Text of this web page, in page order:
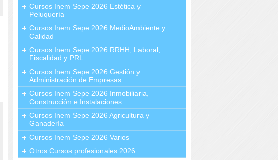
Cursos Inem Sepe 2026 Estética y
Peluquería
Cursos Inem Sepe 2026 MedioAmbiente y
Calidad
Cursos Inem Sepe 2026 RRHH, Laboral,
Fiscalidad y PRL
Cursos Inem Sepe 2026 Gestión y
Administración de Empresas
Cursos Inem Sepe 2026 Inmobiliaria,
Construcción e Instalaciones
Cursos Inem Sepe 2026 Agricultura y
Ganadería
Cursos Inem Sepe 2026 Varios
Otros Cursos profesionales 2026